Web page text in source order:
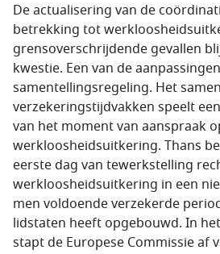
De actualisering van de
betrekking tot
grensoverschrijdende gevallen
kwestie. Een van de
samentellingsregeling. Het
verzekeringstijdvakken speelt
van het moment van aanspraak
werkloosheidsuitkering. Thans
eerste dag van tewerkstelling
werkloosheidsuitkering in een
men voldoende verzekerde
lidstaten heeft opgebouwd. In
stapt de Europese Commissie af